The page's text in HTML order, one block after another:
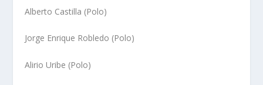
Alberto Castilla (Polo)
Jorge Enrique Robledo (Polo)
Alirio Uribe (Polo)